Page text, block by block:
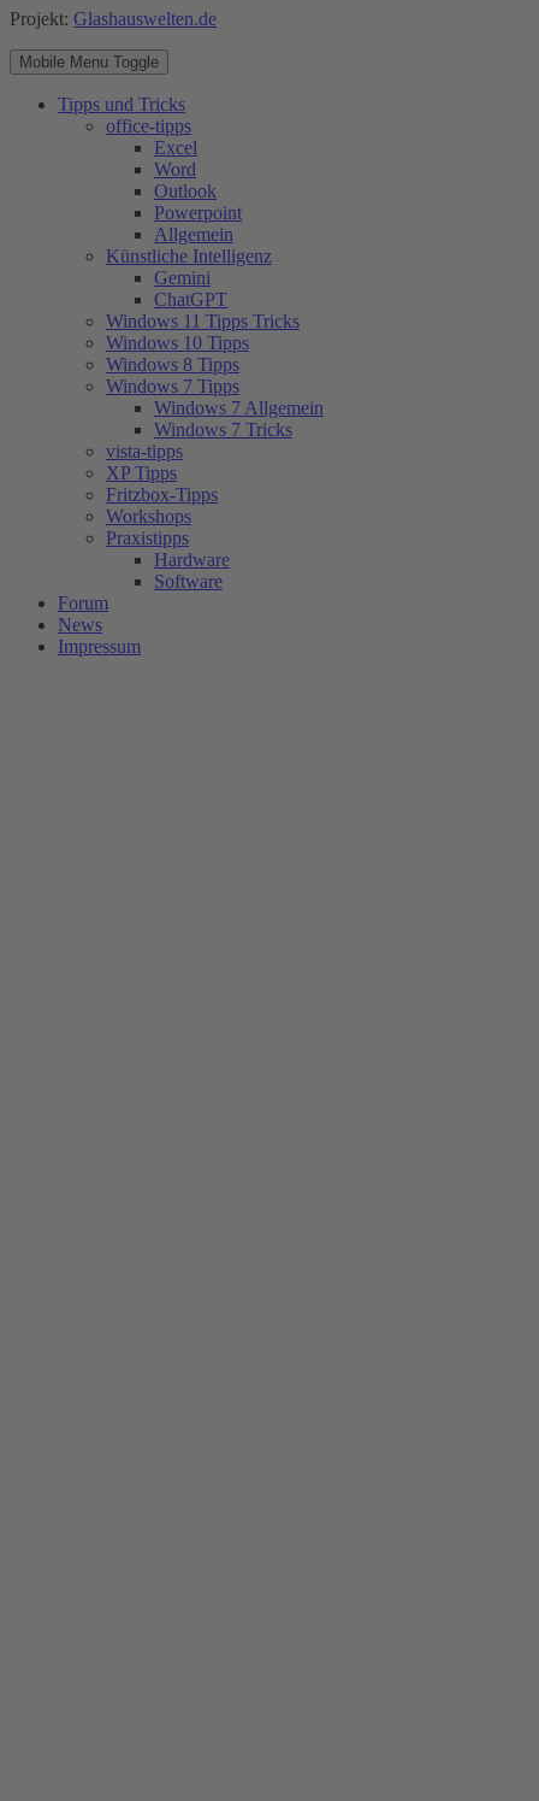
Projekt: Glashauswelten.de
Mobile Menu Toggle
Tipps und Tricks
office-tipps
Excel
Word
Outlook
Powerpoint
Allgemein
Künstliche Intelligenz
Gemini
ChatGPT
Windows 11 Tipps Tricks
Windows 10 Tipps
Windows 8 Tipps
Windows 7 Tipps
Windows 7 Allgemein
Windows 7 Tricks
vista-tipps
XP Tipps
Fritzbox-Tipps
Workshops
Praxistipps
Hardware
Software
Forum
News
Impressum